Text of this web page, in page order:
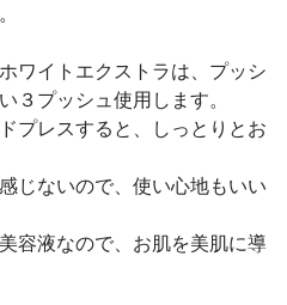
ワイトエクストラは、プッシ
３プッシュ使用します。
プレスすると、しっとりとお
じないので、使い心地もいい
容液なので、お肌を美肌に導